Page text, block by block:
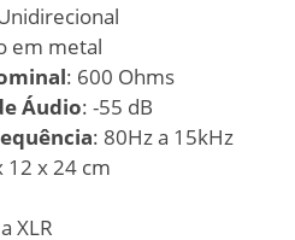
em metal
: 600 Ohms
Áudio: -55 dB
: 80Hz a 15kHz
12 x 24 cm
XLR